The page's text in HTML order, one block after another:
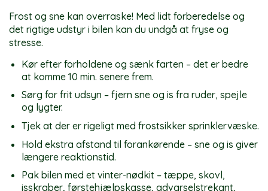
Frost og sne kan overraske! Med lidt forberedelse og
det rigtige udstyr i bilen kan du undgå at fryse og
stresse.
Kør efter forholdene og sænk farten – det er bedre
at komme 10 min. senere frem.
Sørg for frit udsyn – fjern sne og is fra ruder, spejle
og lygter.
Tjek at der er rigeligt med frostsikker sprinklervæske.
Hold ekstra afstand til forankørende – sne og is giver
længere reaktionstid.
Pak bilen med et vinter-nødkit – tæppe, skovl,
isskraber, førstehjælpskasse, advarselstrekant,